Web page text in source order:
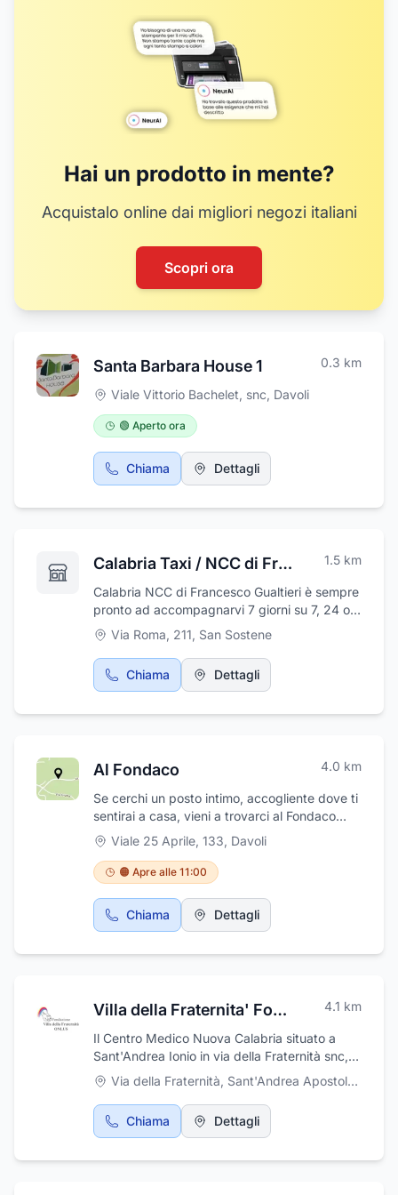
Hai un prodotto in mente?
Acquistalo online dai migliori negozi italiani
Scopri ora
Santa Barbara House 1 0.3 km
Viale Vittorio Bachelet, snc, Davoli
🟢 Aperto ora
Chiama Dettagli
Calabria Taxi / NCC di Francesco Gualtieri 1.5 km
Calabria NCC di Francesco Gualtieri è sempre
pronto ad accompagnarvi 7 giorni su 7, 24 ore
su 24, nei vostri spostamenti in tutta la
Calabria con la massima puntualità. L'attività
dispone di Furgone 9 posti con conducente e
Furgone 6 posti + carrozzina per disabili per
Terme, Reggio Calabria e Crotone; stazioni
comodi, sicuri e personalizzati.
Via Roma, 211, San Sostene
Chiama Dettagli
Al Fondaco 4.0 km
Se cerchi un posto intimo, accogliente dove ti
sentirai a casa, vieni a trovarci al Fondaco
Davoli marina, qui potrai gustare piatti tipici
calabresi
Viale 25 Aprile, 133, Davoli
🟠 Apre alle 11:00
Chiama Dettagli
Villa della Fraternita' Fondazione Onlus 4.1 km
Il Centro Medico Nuova Calabria situato a
Sant'Andrea Ionio in via della Fraternità snc, è
un centro diagnostico e terapeutico in cui
medici specialisti provenienti da prestigiose
realtà sanitarie operano accanto a
professionisti locali. Presso il centro si
riabilitativa e visite specialistiche. Il centro
Via della Fraternità, Sant'Andrea Apostolo dello Ionio
Chiama Dettagli